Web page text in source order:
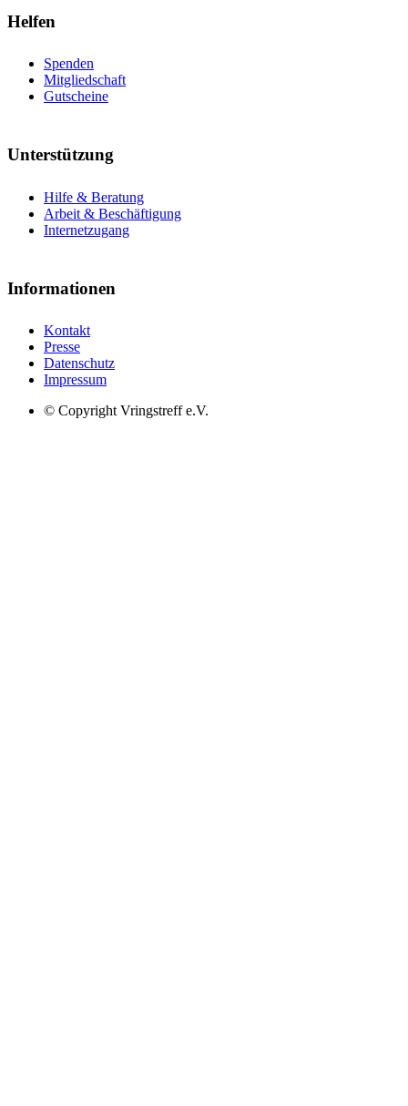
Helfen
Spenden
Mitgliedschaft
Gutscheine
Unterstützung
Hilfe & Beratung
Arbeit & Beschäftigung
Internetzugang
Informationen
Kontakt
Presse
Datenschutz
Impressum
© Copyright Vringstreff e.V.